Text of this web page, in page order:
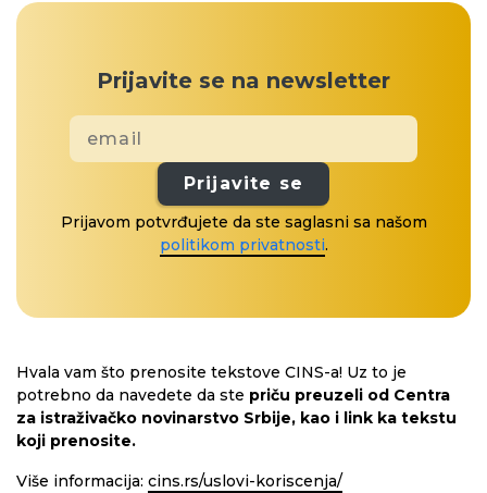
Prijavite se na newsletter
Prijavite se
Prijavom potvrđujete da ste saglasni sa našom
politikom privatnosti.
Hvala vam što prenosite tekstove CINS-a! Uz to je
potrebno da navedete da ste priču preuzeli od Centra
za istraživačko novinarstvo Srbije, kao i link ka tekstu
koji prenosite.
Više informacija: cins.rs/uslovi-koriscenja/